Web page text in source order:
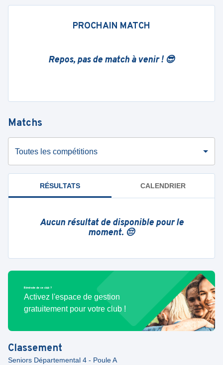
PROCHAIN MATCH
Repos, pas de match à venir ! 😎
Matchs
Toutes les compétitions
RÉSULTATS CALENDRIER
Aucun résultat de disponible pour le
moment. 😔
Bénévole de ce club ?
Activez l'espace de gestion
gratuitement pour votre club !
Classement
Seniors Départemental 4 - Poule A